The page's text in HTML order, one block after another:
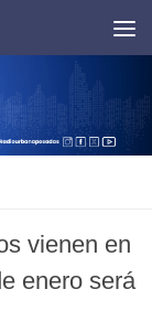
vienen en
enero será